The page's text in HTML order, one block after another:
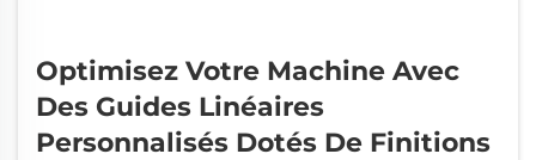
Optimisez Votre Machine Avec
Des Guides Linéaires
Personnalisés Dotés De Finitions